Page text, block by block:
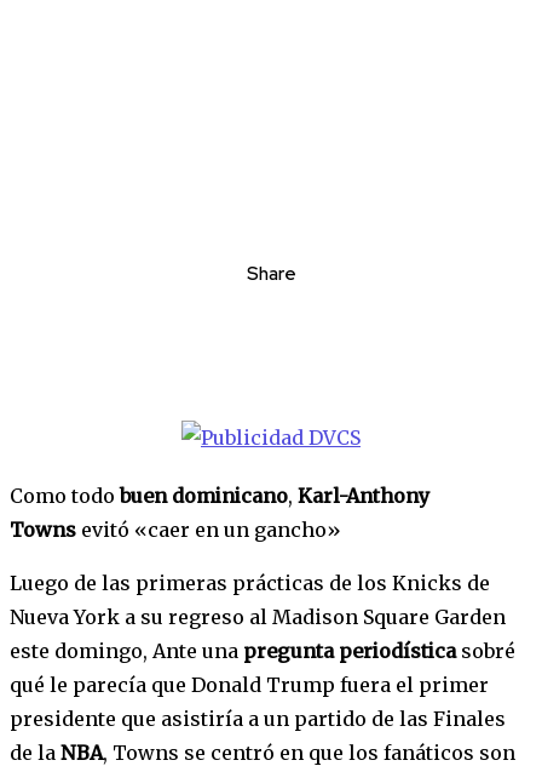
Share
Como todobuen dominicano, Karl-Anthony
Towns evitó «caer en un gancho»
Luego de las primeras prácticas de los Knicks de
Nueva York a su regreso al Madison Square Garden
este domingo, Ante una pregunta periodísticasobré
qué le parecía que Donald Trump fuera el primer
presidente que asistiría a un partido de las Finales
de la NBA, Towns se centró en que los fanáticos son